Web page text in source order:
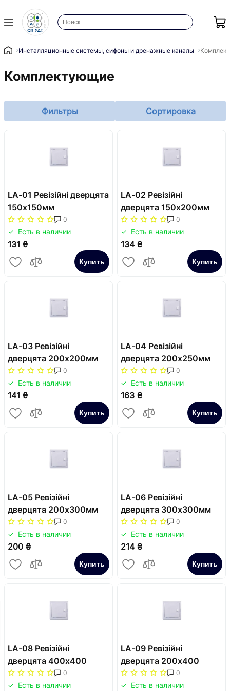
Инсталляционные системы, сифоны и дренажные каналы
Комплектующие
Фильтры Сортировка
LA-01 Ревізійні дверцята
150x150мм
0
Есть в наличии
131 ₴
Купить
LA-02 Ревізійні
дверцята 150x200мм
0
Есть в наличии
134 ₴
Купить
LA-03 Ревізійні
дверцята 200x200мм
0
Есть в наличии
141 ₴
Купить
LA-04 Ревізійні
дверцята 200x250мм
0
Есть в наличии
163 ₴
Купить
LA-05 Ревізійні
дверцята 200x300мм
0
Есть в наличии
200 ₴
Купить
LA-06 Ревізійні
дверцята 300x300мм
0
Есть в наличии
214 ₴
Купить
LA-08 Ревізійні
дверцята 400x400
0
Есть в наличии
LA-09 Ревізійні
дверцята 200x400
0
Есть в наличии